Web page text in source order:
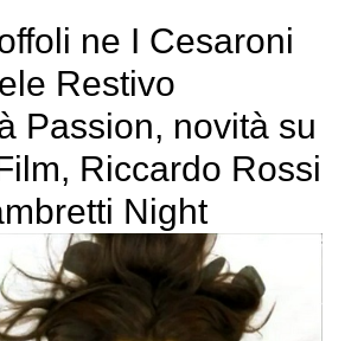
ne I Cesaroni
Restivo
Passion, novità su
Riccardo Rossi
Night